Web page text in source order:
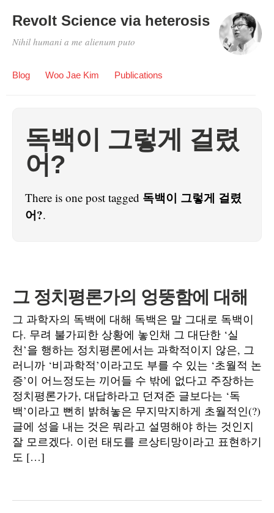
Revolt Science via heterosis
Nihil humani a me alienum puto
Blog Woo Jae Kim Publications
독백이 그렇게 걸렸
어?
There is one post tagged 독백이 그렇게 걸렸
어?.
그 정치평론가의 엉뚱함에 대해
그 과학자의 독백에 대해 독백은 말 그대로 독백이
다. 무려 불가피한 상황에 놓인채 그 대단한 ‘실
천’을 행하는 정치평론에서는 과학적이지 않은, 그
러니까 ‘비과학적’이라고도 부를 수 있는 ‘초월적 논
증’이 어느정도는 끼어들 수 밖에 없다고 주장하는
정치평론가가, 대답하라고 던져준 글보다는 ‘독
백’이라고 뻔히 밝혀놓은 무지막지하게 초월적인(?)
글에 성을 내는 것은 뭐라고 설명해야 하는 것인지
잘 모르겠다. 이런 태도를 르상티망이라고 표현하기
도 […]